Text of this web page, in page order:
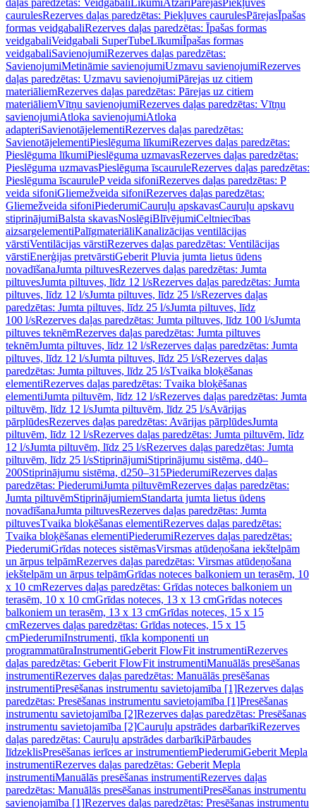
daļas paredzētas: Veidgabali LīkumiAtzari PārejasPiekļuves
caurulesRezerves daļas paredzētas: Piekļuves caurulesPārejasĪpašas
formas veidgabaliRezerves daļas paredzētas: Īpašas formas
veidgabaliVeidgabali SuperTubeLīkumiĪpašas formas
veidgabaliSavienojumiRezerves daļas paredzētas:
SavienojumiMetināmie savienojumiUzmavu savienojumiRezerves
daļas paredzētas: Uzmavu savienojumiPārejas uz citiem
materiāliemRezerves daļas paredzētas: Pārejas uz citiem
materiāliemVītņu savienojumiRezerves daļas paredzētas: Vītņu
savienojumiAtloka savienojumiAtloka
adapteriSavienotājelementiRezerves daļas paredzētas:
SavienotājelementiPieslēguma līkumiRezerves daļas paredzētas:
Pieslēguma līkumiPieslēguma uzmavasRezerves daļas paredzētas:
Pieslēguma uzmavasPieslēguma īscauruleRezerves daļas paredzētas:
Pieslēguma īscauruleP veida sifoniRezerves daļas paredzētas: P
veida sifoniGliemežveida sifoniRezerves daļas paredzētas:
Gliemežveida sifoniPiederumiCauruļu apskavasCauruļu apskavu
stiprinājumiBalsta skavasNoslēgiBlīvējumiCeltniecības
aizsargelementiPalīgmateriāliKanalizācijas ventilācijas
vārstiVentilācijas vārstiRezerves daļas paredzētas: Ventilācijas
vārstiEnerģijas pretvārstiGeberit Pluvia jumta lietus ūdens
novadīšanaJumta piltuvesRezerves daļas paredzētas: Jumta
piltuvesJumta piltuves, līdz 12 l/sRezerves daļas paredzētas: Jumta
piltuves, līdz 12 l/sJumta piltuves, līdz 25 l/sRezerves daļas
paredzētas: Jumta piltuves, līdz 25 l/sJumta piltuves, līdz
100 l/sRezerves daļas paredzētas: Jumta piltuves, līdz 100 l/sJumta
piltuves teknēmRezerves daļas paredzētas: Jumta piltuves
teknēmJumta piltuves, līdz 12 l/sRezerves daļas paredzētas: Jumta
piltuves, līdz 12 l/sJumta piltuves, līdz 25 l/sRezerves daļas
paredzētas: Jumta piltuves, līdz 25 l/sTvaika bloķēšanas
elementiRezerves daļas paredzētas: Tvaika bloķēšanas
elementiJumta piltuvēm, līdz 12 l/sRezerves daļas paredzētas: Jumta
piltuvēm, līdz 12 l/sJumta piltuvēm, līdz 25 l/sAvārijas
pārplūdesRezerves daļas paredzētas: Avārijas pārplūdesJumta
piltuvēm, līdz 12 l/sRezerves daļas paredzētas: Jumta piltuvēm, līdz
12 l/sJumta piltuvēm, līdz 25 l/sRezerves daļas paredzētas: Jumta
piltuvēm, līdz 25 l/sStiprinājumiStiprinājumu sistēma, d40–
200Stiprinājumu sistēma, d250–315PiederumiRezerves daļas
paredzētas: PiederumiJumta piltuvēmRezerves daļas paredzētas:
Jumta piltuvēmStiprinājumiemStandarta jumta lietus ūdens
novadīšanaJumta piltuvesRezerves daļas paredzētas: Jumta
piltuvesTvaika bloķēšanas elementiRezerves daļas paredzētas:
Tvaika bloķēšanas elementiPiederumiRezerves daļas paredzētas:
PiederumiGrīdas noteces sistēmasVirsmas atūdeņošana iekštelpām
un ārpus telpāmRezerves daļas paredzētas: Virsmas atūdeņošana
iekštelpām un ārpus telpāmGrīdas noteces balkoniem un terasēm, 10
x 10 cmRezerves daļas paredzētas: Grīdas noteces balkoniem un
terasēm, 10 x 10 cmGrīdas noteces, 13 x 13 cmGrīdas noteces
balkoniem un terasēm, 13 x 13 cmGrīdas noteces, 15 x 15
cmRezerves daļas paredzētas: Grīdas noteces, 15 x 15
cmPiederumiInstrumenti, tīkla komponenti un
programmatūraInstrumentiGeberit FlowFit instrumentiRezerves
daļas paredzētas: Geberit FlowFit instrumentiManuālās presēšanas
instrumentiRezerves daļas paredzētas: Manuālās presēšanas
instrumentiPresēšanas instrumentu savietojamība [1]Rezerves daļas
paredzētas: Presēšanas instrumentu savietojamība [1]Presēšanas
instrumentu savietojamība [2]Rezerves daļas paredzētas: Presēšanas
instrumentu savietojamība [2]Cauruļu apstrādes darbarīkiRezerves
daļas paredzētas: Cauruļu apstrādes darbarīkiPārbaudes
līdzeklisPresēšanas ierīces ar instrumentiemPiederumiGeberit Mepla
instrumentiRezerves daļas paredzētas: Geberit Mepla
instrumentiManuālās presēšanas instrumentiRezerves daļas
paredzētas: Manuālās presēšanas instrumentiPresēšanas instrumentu
savienojamība [1]Rezerves daļas paredzētas: Presēšanas instrumentu